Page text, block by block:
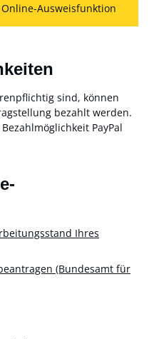
Ausweisfunktion
sind, können
bezahlt werden.
PayPal
Ihres
(Bundesamt für